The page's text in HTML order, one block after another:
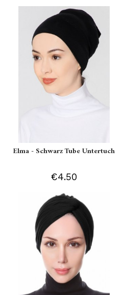
Elma - Schwarz Tube Untertuch
€4.50